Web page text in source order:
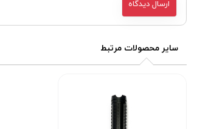
سایر محصولات مرتبط